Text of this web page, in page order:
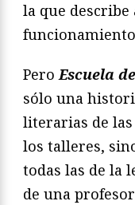
la que
PeroEscuela
sólo una
literarias de las
los talleres,
todas las de la
de una